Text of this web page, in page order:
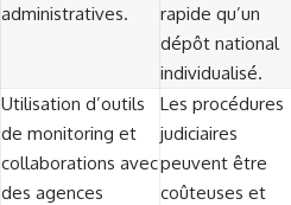
administratives.
rapide qu’un
dépôt national
individualisé.
Utilisation d’outils
de monitoring et
collaborations avec
des agences
Les procédures
judiciaires
peuvent être
coûteuses et